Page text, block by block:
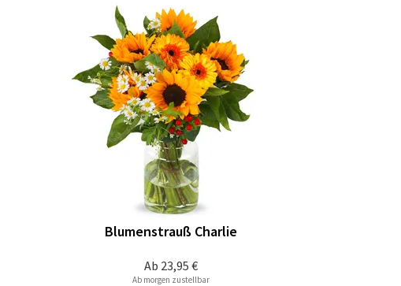
Ab 23,95 €
Blumenstrauß Charlie
Ab morgen zustellbar